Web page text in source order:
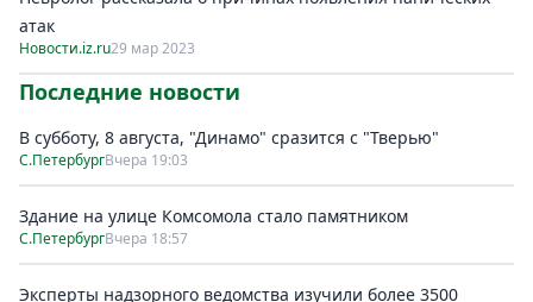
атак
Новости.iz.ru29 мар 2023
Последние новости
В субботу, 8 августа, "Динамо" сразится с "Тверью"
С.ПетербургВчера 19:03
Здание на улице Комсомола стало памятником
С.ПетербургВчера 18:57
Эксперты надзорного ведомства изучили более 3500